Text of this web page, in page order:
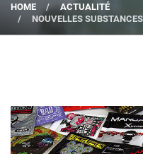
HOME
ACTUALITÉ
NOUVELLES